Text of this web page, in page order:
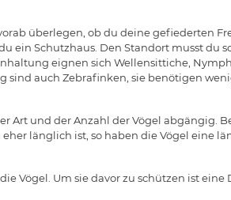
überlegen, ob du deine gefiederten
ein Schutzhaus. Den Standort musst du
eignen sich Wellensittiche,
auch Zebrafinken, sie benötigen
Art und der Anzahl der Vögel abgängig.
länglich ist, so haben die Vögel eine
Vögel. Um sie davor zu schützen ist